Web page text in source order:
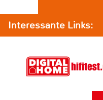
Interessante Links: